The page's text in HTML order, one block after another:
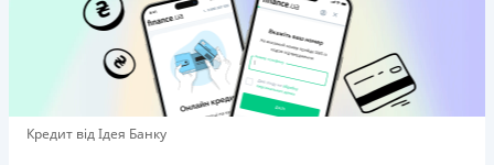
Бронзовий призер FinAwards 2026 «Найкраща програма
лояльності»
Перший займ
вiд 0,01%/день до 30 000 ₴
Повторний займ
Кредит від Ідея Банку